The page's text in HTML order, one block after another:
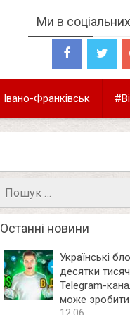
Ми в
Івано-Франківськ
Останні новини
Українські
десятки
Telegram-
може